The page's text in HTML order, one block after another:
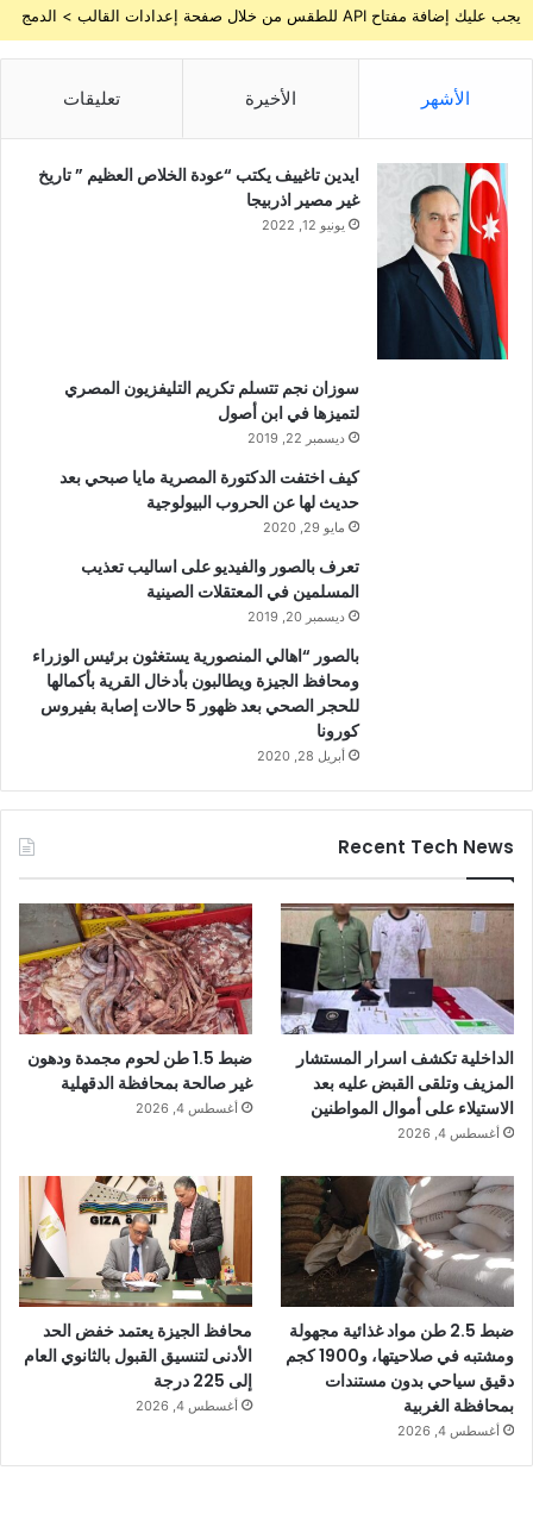
يجب عليك إضافة مفتاح API للطقس من خلال صفحة إعدادات القالب > الدمج
الأشهر الأخيرة تعليقات
ايدين تاغييف يكتب “عودة الخلاص العظيم ” تاريخ
غير مصير اذربيجا
يونيو 12, 2022
سوزان نجم تتسلم تكريم التليفزيون المصري
لتميزها في ابن أصول
ديسمبر 22, 2019
كيف اختفت الدكتورة المصرية مايا صبحي بعد
حديث لها عن الحروب البيولوجية
مايو 29, 2020
تعرف بالصور والفيديو على اساليب تعذيب
المسلمين في المعتقلات الصينية
ديسمبر 20, 2019
بالصور “اهالي المنصورية يستغثون برئيس الوزراء
ومحافظ الجيزة ويطالبون بأدخال القرية بأكمالها
للحجر الصحي بعد ظهور 5 حالات إصابة بفيروس
كورونا
أبريل 28, 2020
Recent Tech News
الداخلية تكشف اسرار المستشار
المزيف وتلقى القبض عليه بعد
الاستيلاء على أموال المواطنين
أغسطس 4, 2026
ضبط 1.5 طن لحوم مجمدة ودهون
غير صالحة بمحافظة الدقهلية
أغسطس 4, 2026
ضبط 2.5 طن مواد غذائية مجهولة
ومشتبه في صلاحيتها، و1900 كجم
دقيق سياحي بدون مستندات
بمحافظة الغربية
أغسطس 4, 2026
محافظ الجيزة يعتمد خفض الحد
الأدنى لتنسيق القبول بالثانوي العام
إلى 225 درجة
أغسطس 4, 2026